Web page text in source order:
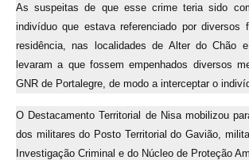
As suspeitas de que esse crime teria sido
indivíduo que estava referenciado por diversos
residência, nas localidades de Alter do Chão
levaram a que fossem empenhados diversos
GNR de Portalegre, de modo a interceptar o
O Destacamento Territorial de Nisa mobilizou
dos militares do Posto Territorial do Gavião,
Investigação Criminal e do Núcleo de Proteção